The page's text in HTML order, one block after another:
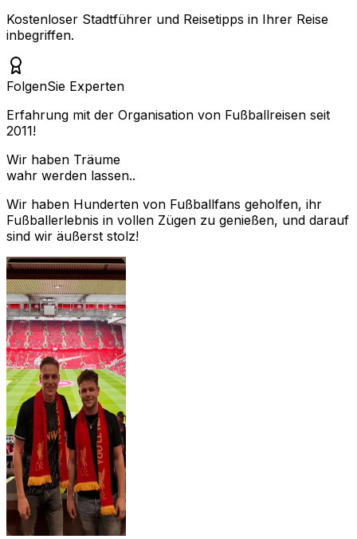
Kostenloser Stadtführer und Reisetipps in Ihrer Reise
inbegriffen.
FolgenSie Experten
Erfahrung mit der Organisation von Fußballreisen seit
2011!
Wir haben Träume
wahr werden lassen..
Wir haben Hunderten von Fußballfans geholfen, ihr
Fußballerlebnis in vollen Zügen zu genießen, und darauf
sind wir äußerst stolz!